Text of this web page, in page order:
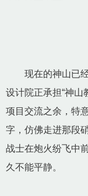
现在的神山已经
设计院正承担“神山
项目交流之余，特
字，仿佛走进那段
战士在炮火纷飞中
久不能平静。